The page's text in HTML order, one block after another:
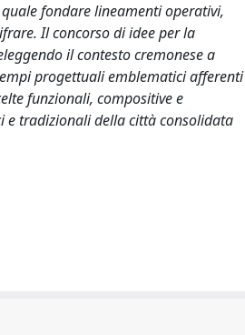
fondare lineamenti operativi,
Il concorso di idee per la
il contesto cremonese a
progettuali emblematici afferenti
funzionali, compositive e
e tradizionali della città consolidata